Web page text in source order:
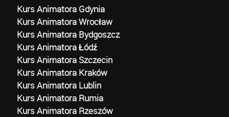
Kurs Animatora Gdynia
Kurs Animatora Wrocław
Kurs Animatora Bydgoszcz
Kurs Animatora Łódź
Kurs Animatora Szczecin
Kurs Animatora Kraków
Kurs Animatora Lublin
Kurs Animatora Rumia
Kurs Animatora Rzeszów